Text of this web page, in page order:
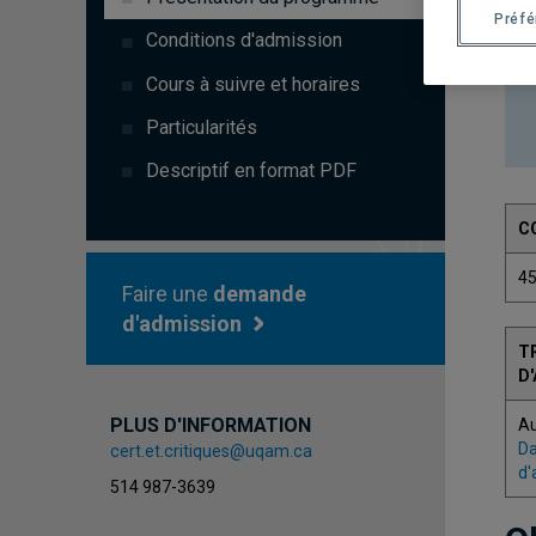
Conditions d'admission
Cours à suivre et horaires
Particularités
Descriptif en format PDF
Faire une demande
d'admission
PLUS D'INFORMATION
cert.et.critiques@uqam.ca
514 987-3639